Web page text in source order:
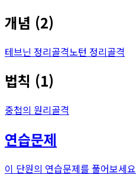
개념 (2)
테브닌 정리골격노턴 정리골격
법칙 (1)
중첩의 원리골격
연습문제
이 단원의 연습문제를 풀어보세요